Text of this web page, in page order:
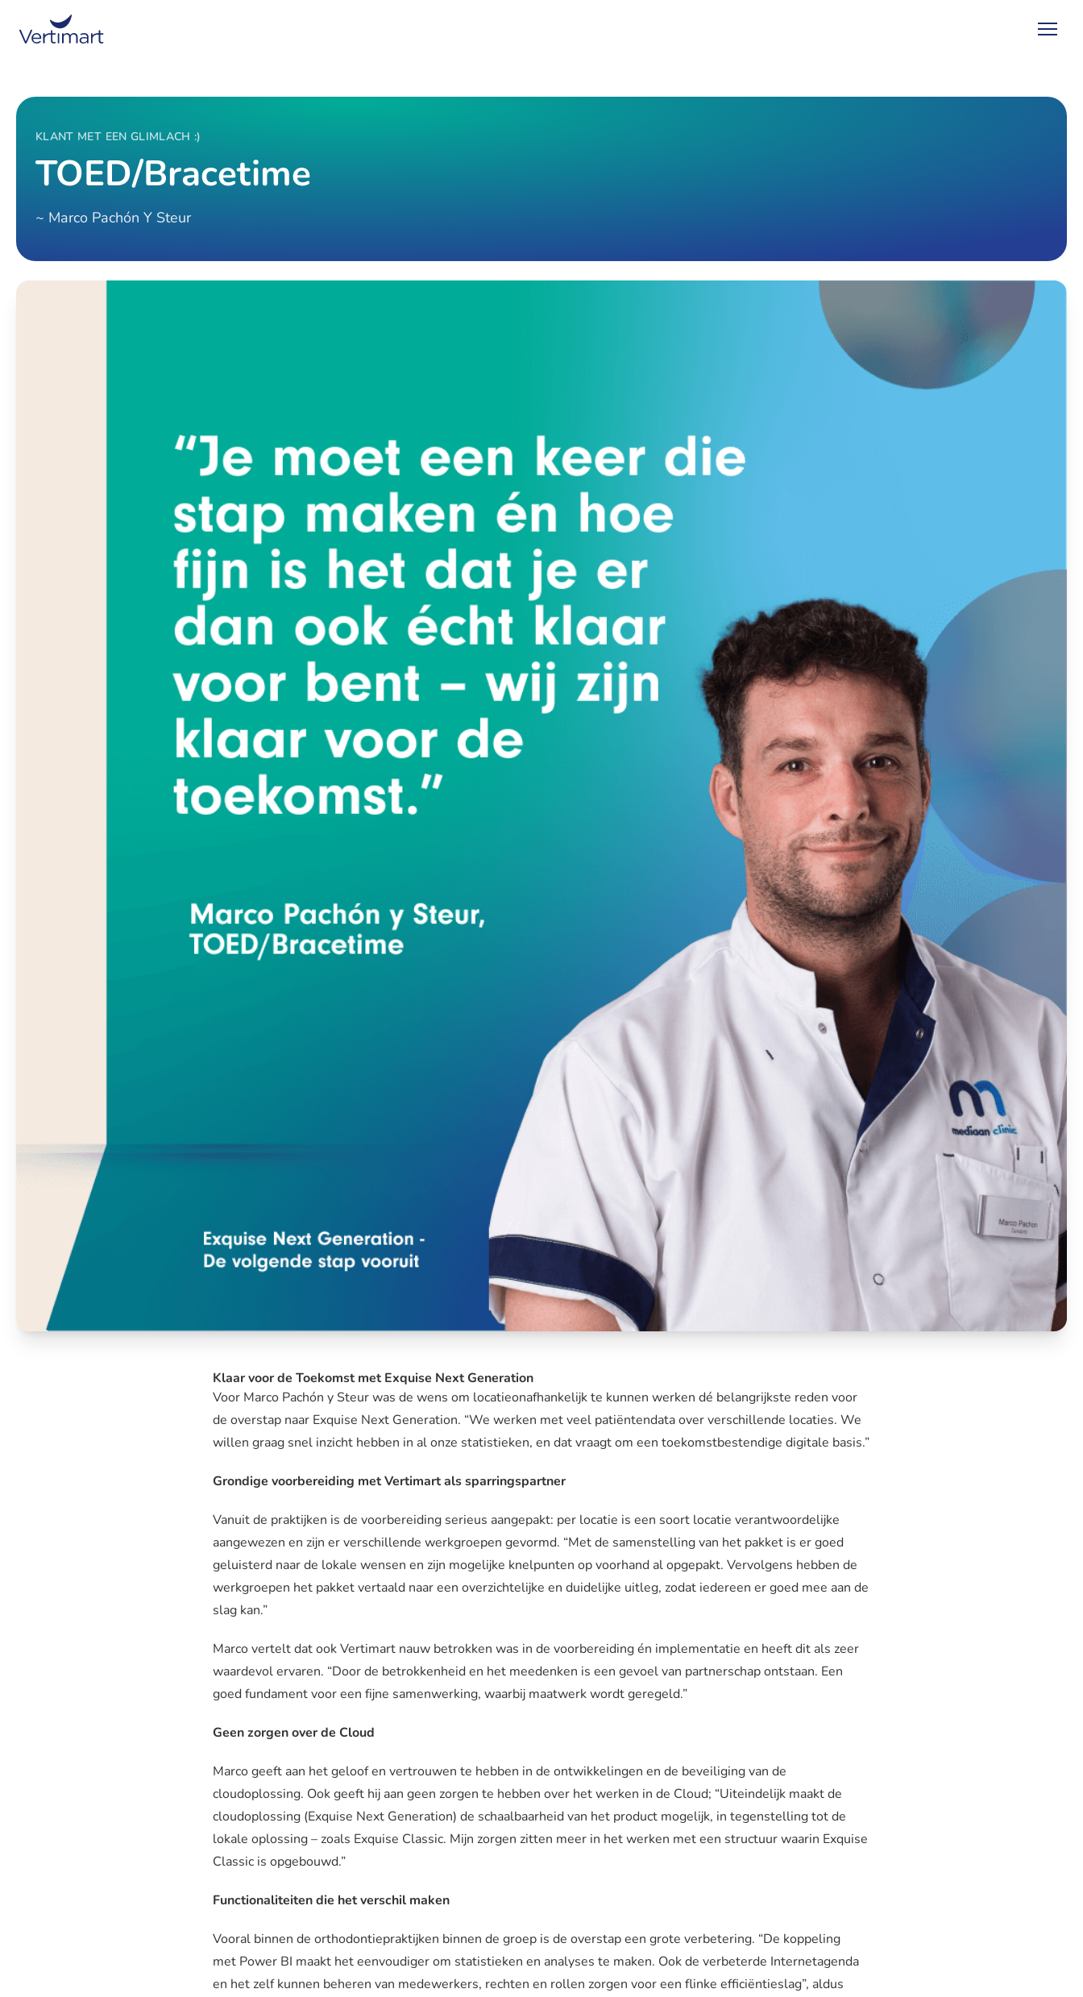
KLANT MET EEN GLIMLACH :)
TOED/Bracetime
~ Marco Pachón Y Steur
Klaar voor de Toekomst met Exquise Next Generation
Voor Marco Pachón y Steur was de wens om locatieonafhankelijk te kunnen werken dé belangrijkste reden voor
de overstap naar Exquise Next Generation. “We werken met veel patiëntendata over verschillende locaties. We
willen graag snel inzicht hebben in al onze statistieken, en dat vraagt om een toekomstbestendige digitale basis.”
Grondige voorbereiding met Vertimart als sparringspartner
Vanuit de praktijken is de voorbereiding serieus aangepakt: per locatie is een soort locatie verantwoordelijke
aangewezen en zijn er verschillende werkgroepen gevormd. “Met de samenstelling van het pakket is er goed
geluisterd naar de lokale wensen en zijn mogelijke knelpunten op voorhand al opgepakt. Vervolgens hebben de
werkgroepen het pakket vertaald naar een overzichtelijke en duidelijke uitleg, zodat iedereen er goed mee aan de
slag kan.”
Marco vertelt dat ook Vertimart nauw betrokken was in de voorbereiding én implementatie en heeft dit als zeer
waardevol ervaren. “Door de betrokkenheid en het meedenken is een gevoel van partnerschap ontstaan. Een
goed fundament voor een fijne samenwerking, waarbij maatwerk wordt geregeld.”
Geen zorgen over de Cloud
Marco geeft aan het geloof en vertrouwen te hebben in de ontwikkelingen en de beveiliging van de
cloudoplossing. Ook geeft hij aan geen zorgen te hebben over het werken in de Cloud; “Uiteindelijk maakt de
cloudoplossing (Exquise Next Generation) de schaalbaarheid van het product mogelijk, in tegenstelling tot de
lokale oplossing – zoals Exquise Classic. Mijn zorgen zitten meer in het werken met een structuur waarin Exquise
Classic is opgebouwd.”
Functionaliteiten die het verschil maken
Vooral binnen de orthodontiepraktijken binnen de groep is de overstap een grote verbetering. “De koppeling
met Power BI maakt het eenvoudiger om statistieken en analyses te maken. Ook de verbeterde Internetagenda
en het zelf kunnen beheren van medewerkers, rechten en rollen zorgen voor een flinke efficiëntieslag”, aldus